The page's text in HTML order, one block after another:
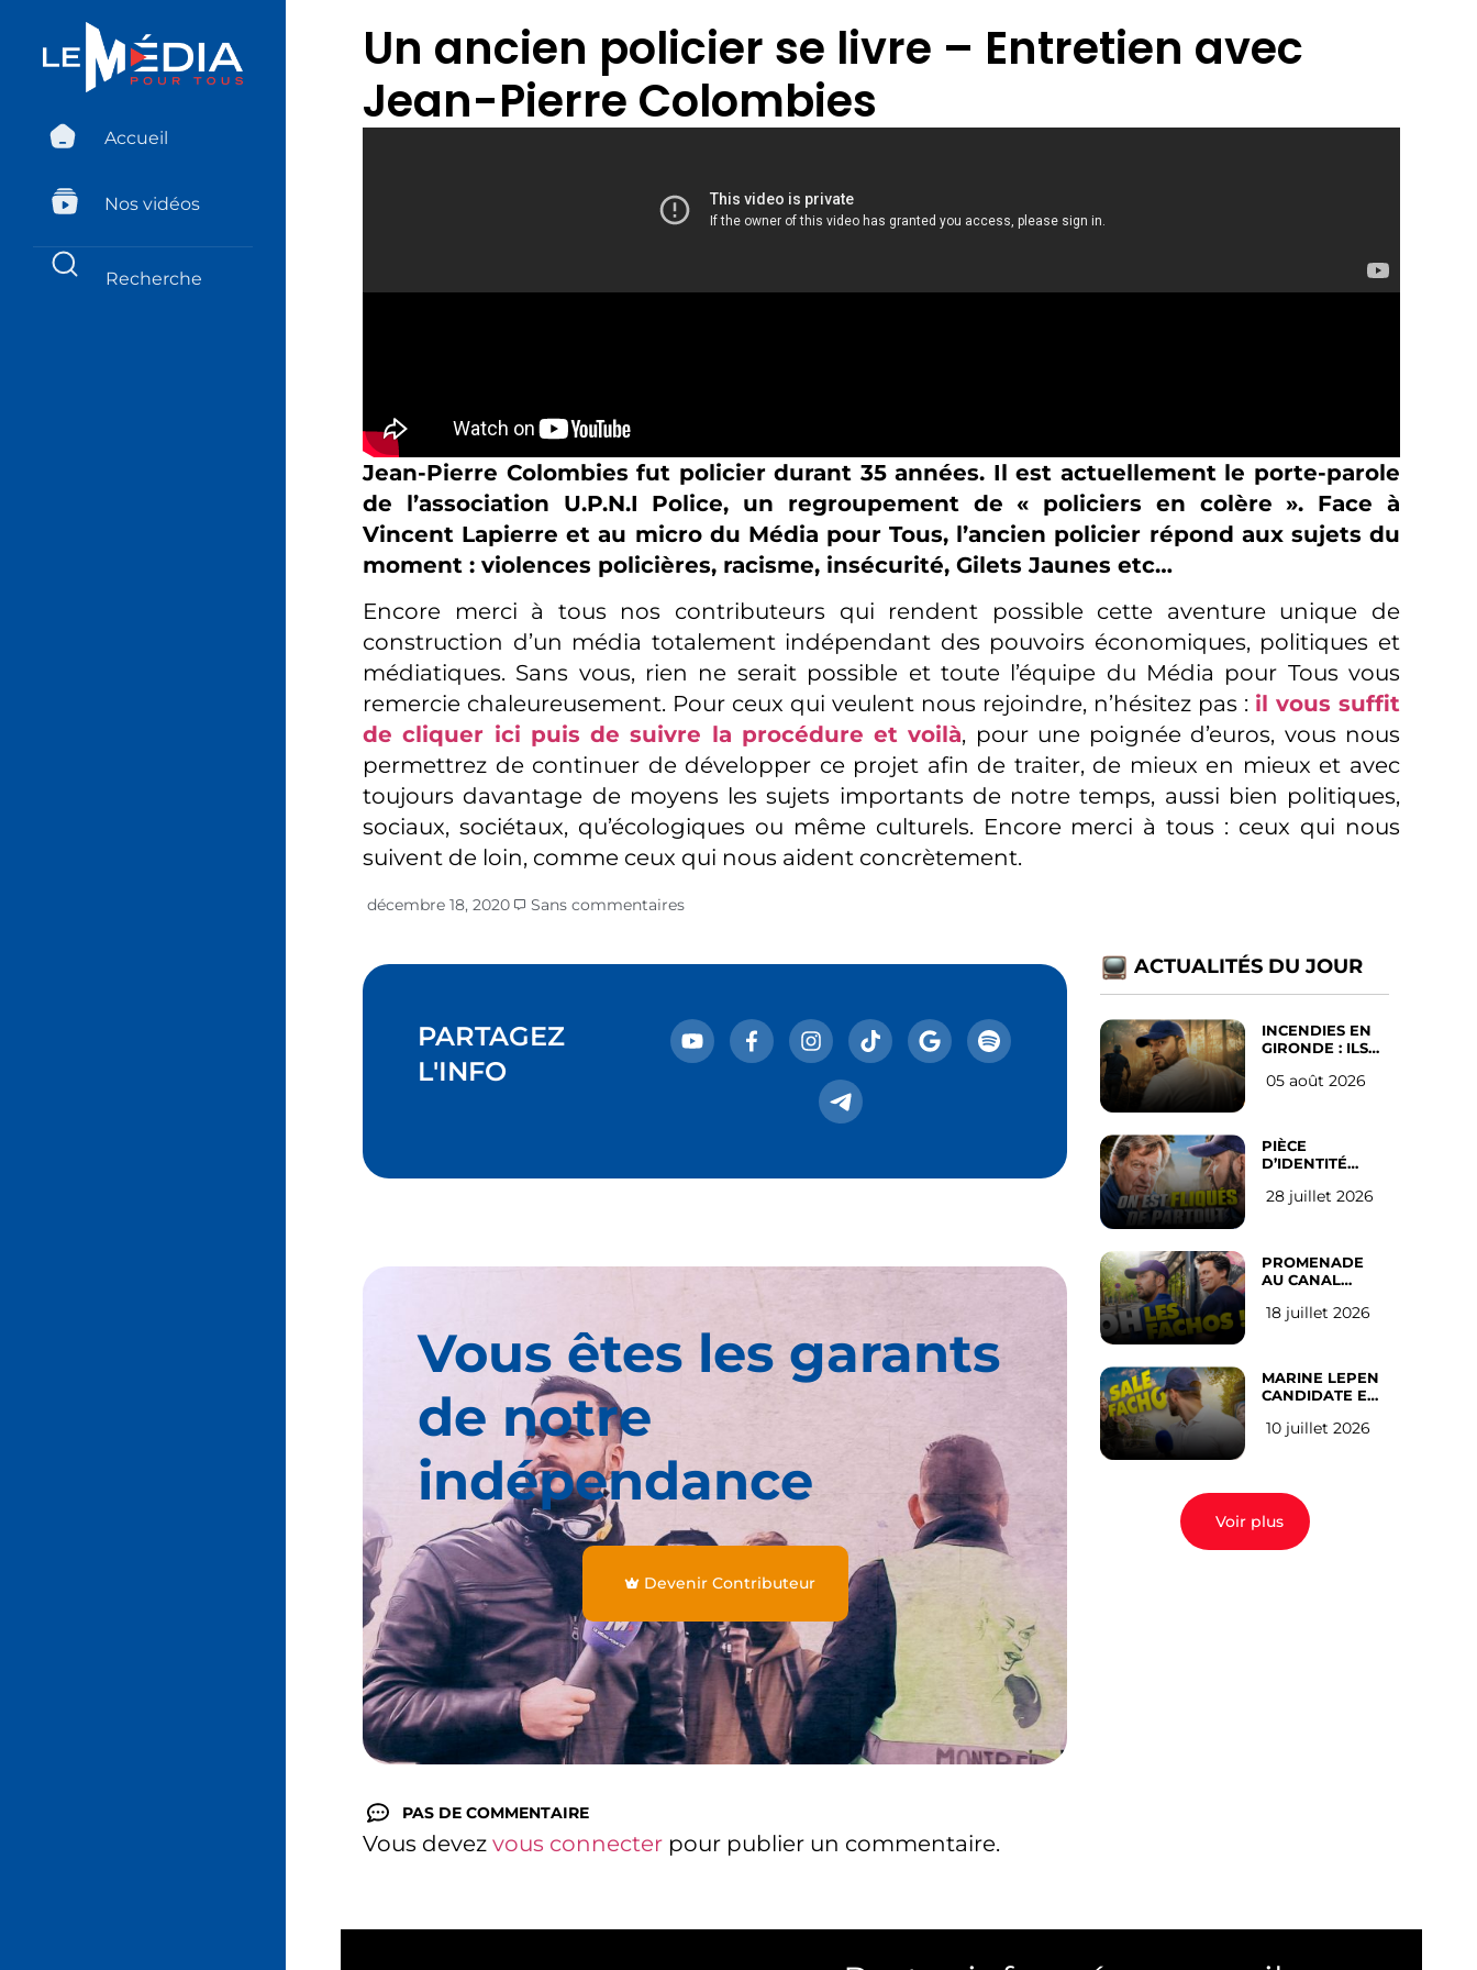
Accueil
Nos vidéos
Un ancien policier se livre – Entretien avec
Jean-Pierre Colombies
Jean-Pierre Colombies fut policier durant 35 années. Il est actuellement le porte-parole
de l’association U.P.N.I Police, un regroupement de « policiers en colère ». Face à
Vincent Lapierre et au micro du Média pour Tous, l’ancien policier répond aux sujets du
moment : violences policières, racisme, insécurité, Gilets Jaunes etc…
Encore merci à tous nos contributeurs qui rendent possible cette aventure unique de
construction d’un média totalement indépendant des pouvoirs économiques, politiques et
médiatiques. Sans vous, rien ne serait possible et toute l’équipe du Média pour Tous vous
remercie chaleureusement. Pour ceux qui veulent nous rejoindre, n’hésitez pas : il vous suffit
de cliquer ici puis de suivre la procédure et voilà, pour une poignée d’euros, vous nous
permettrez de continuer de développer ce projet afin de traiter, de mieux en mieux et avec
toujours davantage de moyens les sujets importants de notre temps, aussi bien politiques,
sociaux, sociétaux, qu’écologiques ou même culturels. Encore merci à tous : ceux qui nous
suivent de loin, comme ceux qui nous aident concrètement.
décembre 18, 2020 Sans commentaires
PARTAGEZ
L'INFO
Vous êtes les garants
de notre
indépendance
Devenir Contributeur
ACTUALITÉS DU JOUR
INCENDIES EN
GIRONDE : ILS
D’ABANDONNER
05 août 2026
PIÈCE
D’IDENTITÉ
SUR LES
28 juillet 2026
PROMENADE
AU CANAL
(les gauchistes
18 juillet 2026
MARINE LEPEN
CANDIDATE EN
Parisiens
10 juillet 2026
Voir plus
PAS DE COMMENTAIRE
Vous devez vous connecter pour publier un commentaire.